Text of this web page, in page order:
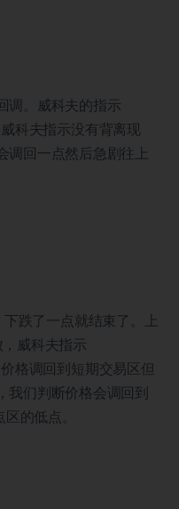
调。威科夫的指示
科夫指示没有背离现
回一点然后急剧往上
跌了一点就结束了。上
威科夫指示
格调回到短期交易区但
们判断价格会调回到
的低点。